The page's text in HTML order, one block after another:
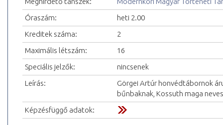
Óraszám:
heti 2.00
Kreditek száma:
2
Maximális létszám:
16
Speciális jelzők:
nincsenek
Leírás:
Görgei Artúr honvédtábornok
bűnbaknak, Kossuth maga
Képzésfüggő adatok: